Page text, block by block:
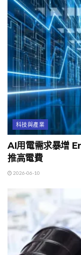
科技與產業
AI用電需求暴增
推高電費
2026-06-10